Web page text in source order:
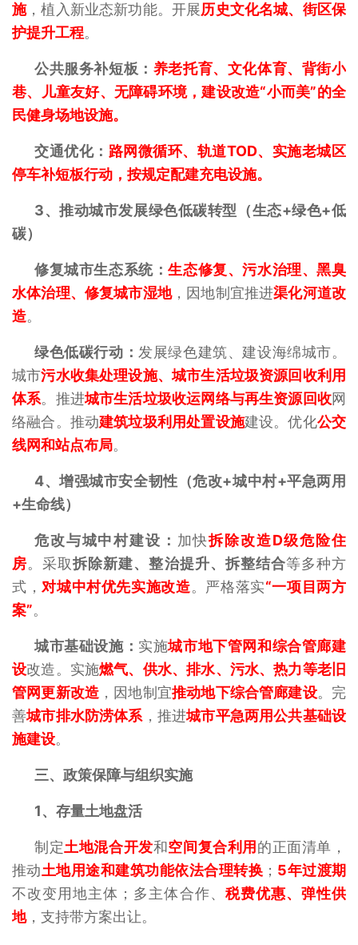
施，植入新业态新功能。开展历史文化名城、街区保
护提升工程。
公共服务补短板： 养老托育、文化体育、背街小
巷、儿童友好、无障碍环境，建设改造“小而美”的全
民健身场地设施。
交通优化： 路网微循环、轨道TOD、实施老城区
停车补短板行动，按规定配建充电设施。
3、推动城市发展绿色低碳转型 （生态+绿色+低
碳）
修复城市生态系统：生态修复、污水治理、黑臭
水体治理、修复城市湿地，因地制宜推进渠化河道改
造。
绿色低碳行动：发展绿色建筑、建设海绵城市。
城市污水收集处理设施、城市生活垃圾资源回收利用
体系。推进城市生活垃圾收运网络与再生资源回收网
络融合。推动建筑垃圾利用处置设施建设。优化公交
线网和站点布局。
4、增强城市安全韧性（危改+城中村+平急两用
+生命线）
危改与城中村建设： 加快拆除改造D级危险住
房。采取拆除新建、整治提升、拆整结合等多种方
式，对城中村优先实施改造。严格落实“一项目两方
案”。
城市基础设施： 实施城市地下管网和综合管廊建
设改造。实施燃气、供水、排水、污水、热力等老旧
管网更新改造 ，因地制宜推动地下综合管廊建设。完
善城市排水防涝体系，推进城市平急两用公共基础设
施建设。
三、政策保障与组织实施
1、 存量土地盘活
制定土地混合开发和空间复合利用 的正面清单，
推动土地用途和建筑功能依法合理转换 ； 5年过渡期
不改变用地主体；多主体合作、 税费优惠、弹性供
地，支持带方案出让。